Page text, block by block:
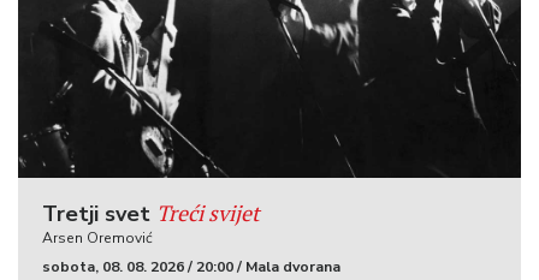
Tretji svet Treći svijet
Arsen Oremović
sobota, 08. 08. 2026 / 20:00 / Mala dvorana